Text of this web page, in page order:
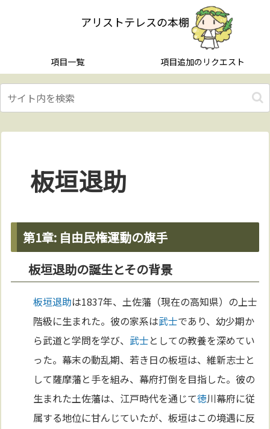
アリストテレスの本棚
項目一覧 項目追加のリクエスト
板垣退助
第1章: 自由民権運動の旗手
板垣退助の誕生とその背景
板垣退助は1837年、土佐藩（現在の高知県）の上士
階級に生まれた。彼の家系は武士であり、幼少期か
ら武道と学問を学び、 武士としての教養を深めてい
った。幕末の動乱期、若き日の板垣は、維新志士と
して薩摩藩と手を組み、幕府打倒を目指した。彼の
生まれた土佐藩は、江戸時代を通じて徳川幕府に従
属する地位に甘んじていたが、板垣はこの境遇に反